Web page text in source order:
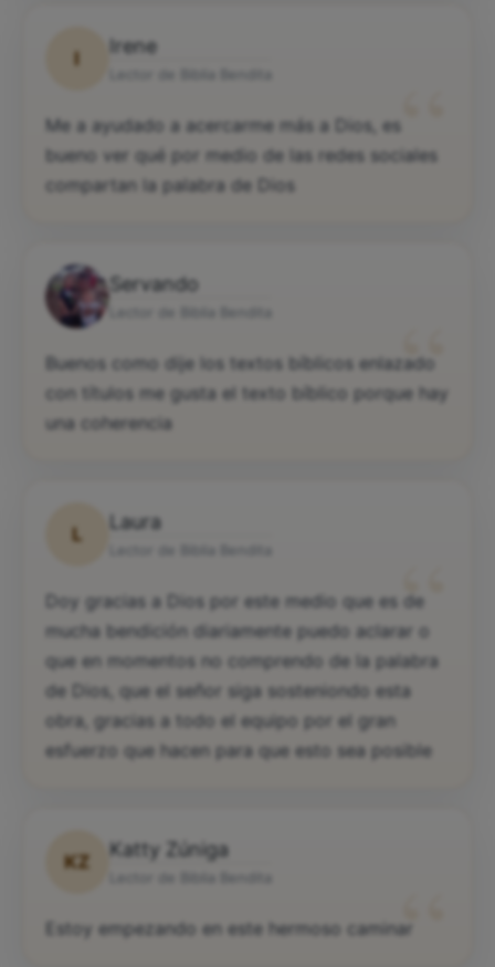
I
Irene
“
Me a ayudado a acercarme más a Dios, es
bueno ver qué por medio de las redes sociales
compartan la palabra de Dios
Servando
“
Buenos como dije los textos bíblicos enlazado
con títulos me gusta el texto bíblico porque hay
una coherencia
L
Laura
“
Doy gracias a Dios por este medio que es de
mucha bendición diariamente puedo aclarar o
que en momentos no comprendo de la palabra
de Dios, que el señor siga sosteniondo esta
obra, gracias a todo el equipo por el gran
esfuerzo que hacen para que esto sea posible
KZ
Katty Zúniga
“
Estoy empezando en este hermoso caminar